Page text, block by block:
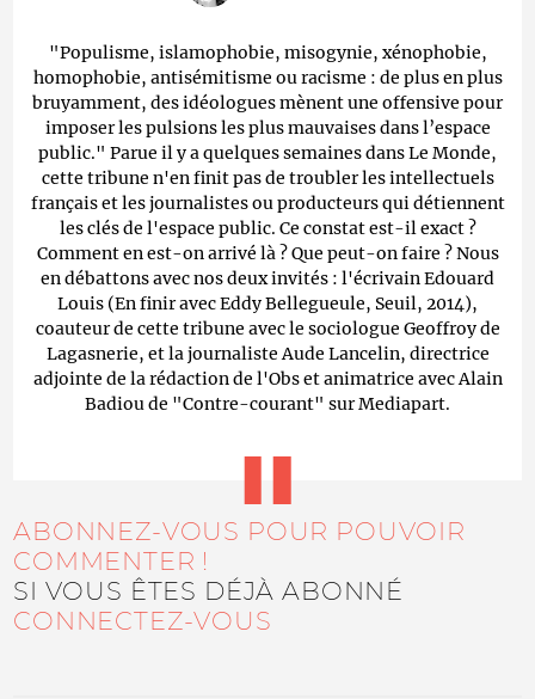
"Populisme, islamophobie, misogynie, xénophobie,
homophobie, antisémitisme ou racisme : de plus en plus
bruyamment, des idéologues mènent une offensive pour
imposer les pulsions les plus mauvaises dans l’espace
public." Parue il y a quelques semaines dans Le Monde,
cette tribune n'en finit pas de troubler les intellectuels
français et les journalistes ou producteurs qui détiennent
les clés de l'espace public. Ce constat est-il exact ?
Comment en est-on arrivé là ? Que peut-on faire ? Nous
en débattons avec nos deux invités : l'écrivain Edouard
Louis (En finir avec Eddy Bellegueule, Seuil, 2014),
coauteur de cette tribune avec le sociologue Geoffroy de
Lagasnerie, et la journaliste Aude Lancelin, directrice
adjointe de la rédaction de l'Obs et animatrice avec Alain
Badiou de "Contre-courant" sur Mediapart.
ABONNEZ-VOUS POUR POUVOIR
COMMENTER !
SI VOUS ÊTES DÉJÀ ABONNÉ
CONNECTEZ-VOUS